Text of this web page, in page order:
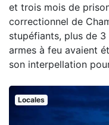
et trois mois de
correctionnel de
stupéfiants, plus de
armes à feu avaient
son interpellation
Locales